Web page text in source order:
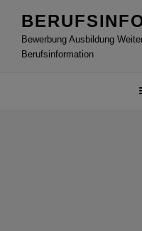
Inhalt
springenBewerbung Ausbildung
Berufsinformation